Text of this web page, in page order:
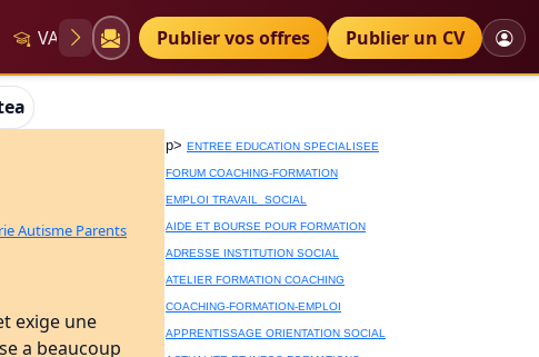
VAE Diplômes Petites annonces
Publier vos offres Publier un CV
autiste information coaching de parent
Autisme Parents
exige une
a beaucoup
p> ENTREE EDUCATION SPECIALISEE
FORUM COACHING-FORMATION
EMPLOI TRAVAIL SOCIAL
AIDE ET BOURSE POUR FORMATION
ADRESSE INSTITUTION SOCIAL
ATELIER FORMATION COACHING
COACHING-FORMATION-EMPLOI
APPRENTISSAGE ORIENTATION SOCIAL